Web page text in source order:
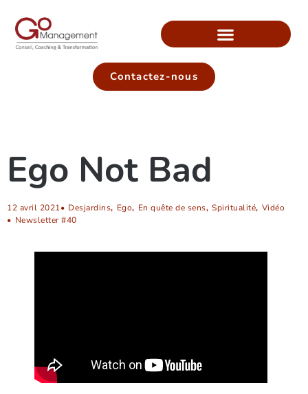
Contactez-nous
Ego Not Bad
12 avril 2021• Desjardins, Ego, En quête de sens, Spiritualité, Vidéo
• Newsletter #40